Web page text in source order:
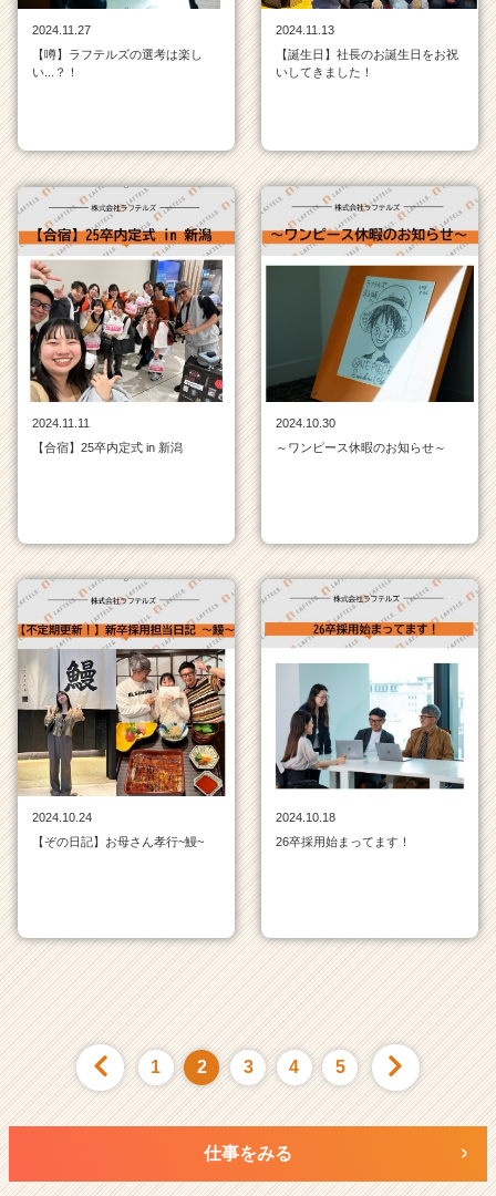
2024.11.27
【噂】ラフテルズの選考は楽し
い...？！
2024.11.13
【誕生日】社長のお誕生日をお祝
いしてきました！
2024.11.11
【合宿】25卒内定式 in 新潟
2024.10.30
～ワンピース休暇のお知らせ～
2024.10.24
【ぞの日記】お母さん孝行~鰻~
2024.10.18
26卒採用始まってます！
1 2 3 4 5
仕事をみる